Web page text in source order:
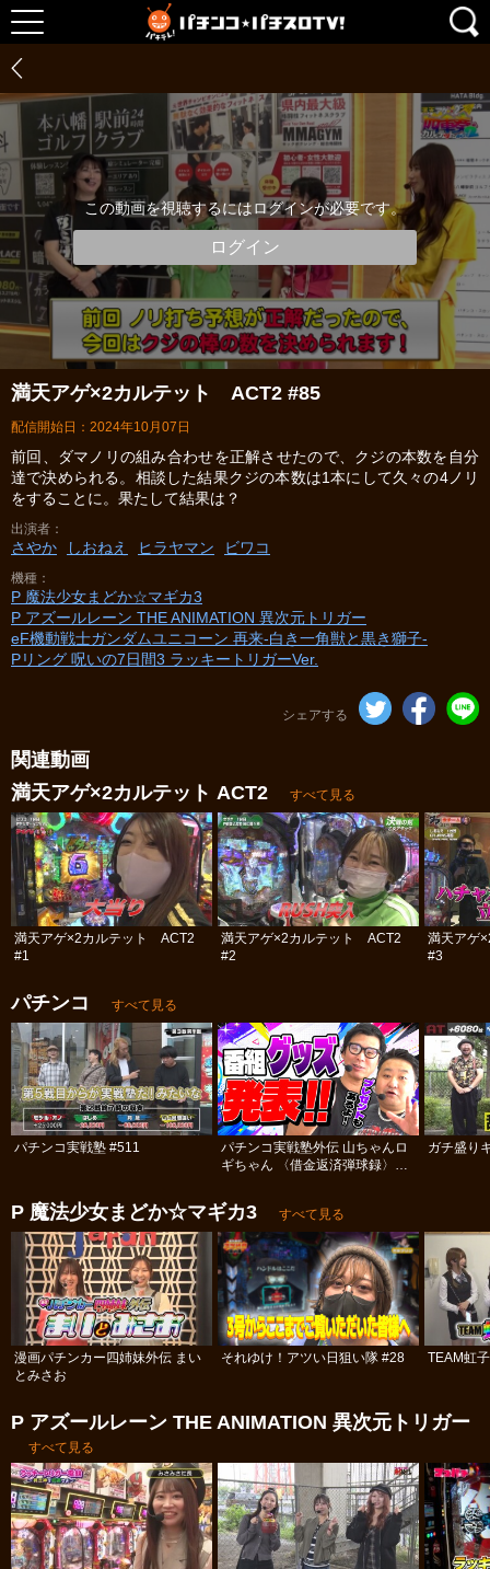
この動画を視聴するにはログインが必要です。
ログイン
満天アゲ×2カルテット ACT2 #85
配信開始日：2024年10月07日
前回、ダマノリの組み合わせを正解させたので、クジの本数を自分
達で決められる。相談した結果クジの本数は1本にして久々の4ノリ
をすることに。果たして結果は？
出演者
さやか しおねえ ヒラヤマン ビワコ
機種
P 魔法少女まどか☆マギカ3
P アズールレーン THE ANIMATION 異次元トリガー
eF機動戦士ガンダムユニコーン 再来‐白き一角獣と黒き獅子‐
Pリング 呪いの7日間3 ラッキートリガーVer.
シェアする
関連動画
満天アゲ×2カルテット ACT2
すべて見る
満天アゲ×2カルテット ACT2
#1
満天アゲ×2カルテット ACT2
#2
満天アゲ
#3
パチンコ すべて見る
パチンコ実戦塾 #511
パチンコ実戦塾外伝 山ちゃんロ
ギちゃん 〈借金返済弾球録〉
ガチ盛り
P 魔法少女まどか☆マギカ3 すべて見る
漫画パチンカー四姉妹外伝 まい
とみさお
それゆけ！アツい日狙い隊 #28 TEAM虹
P アズールレーン THE ANIMATION 異次元トリガー
すべて見る